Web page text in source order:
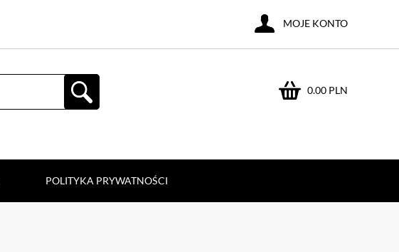
0.00 PLN
MOJE KONTO
POLITYKA PRYWATNOŚCI